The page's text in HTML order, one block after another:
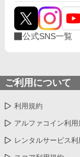
公式SNS一覧
ご利用について
利用規約
アルファコイン利用
レンタルサービス利